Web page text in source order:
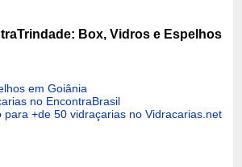
Box, Vidros e Espelhos
em Goiânia
no EncontraBrasil
para +de 50 vidraçarias no Vidracarias.net